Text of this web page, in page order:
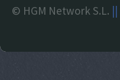
© HGM Network S.L. ||